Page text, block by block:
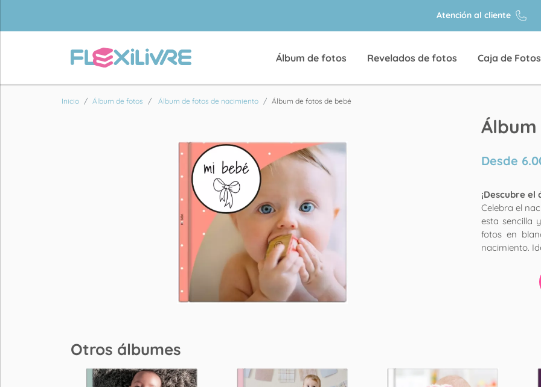
Atención al cliente
Álbum de fotos Revelados de fotos Caja de Fotos
Inicio Álbum de fotos Álbum de fotos de nacimiento Álbum de fotos de bebé
Desde
¡Descubre
Celebra el
esta sencilla
fotos en
nacimiento.
Otros álbumes